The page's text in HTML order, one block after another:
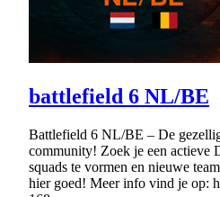
battlefield 6 NL/BE
Battlefield 6 NL/BE – De
community! Zoek je een actieve
squads te vormen en nieuwe
hier goed! Meer info vind je op: